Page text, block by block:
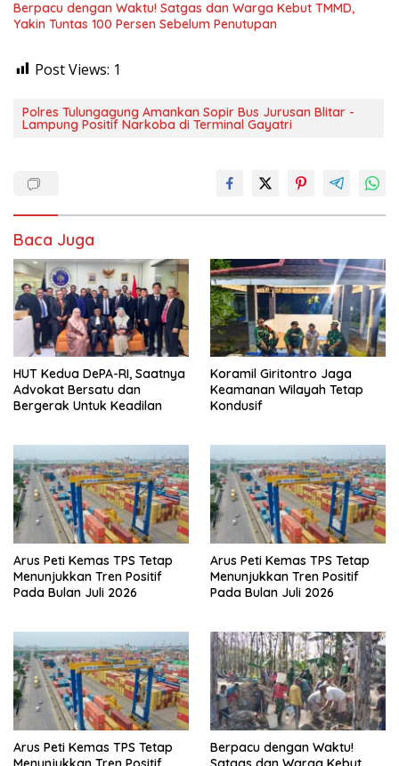
Berpacu dengan Waktu! Satgas dan Warga Kebut TMMD,
Yakin Tuntas 100 Persen Sebelum Penutupan
Post Views: 1
Polres Tulungagung Amankan Sopir Bus Jurusan Blitar -
Lampung Positif Narkoba di Terminal Gayatri
Baca Juga
HUT Kedua DePA-RI, Saatnya
Advokat Bersatu dan
Bergerak Untuk Keadilan
Koramil Giritontro Jaga
Keamanan Wilayah Tetap
Kondusif
Arus Peti Kemas TPS Tetap
Menunjukkan Tren Positif
Pada Bulan Juli 2026
Arus Peti Kemas TPS Tetap
Menunjukkan Tren Positif
Pada Bulan Juli 2026
Arus Peti Kemas TPS Tetap
Berpacu dengan Waktu!